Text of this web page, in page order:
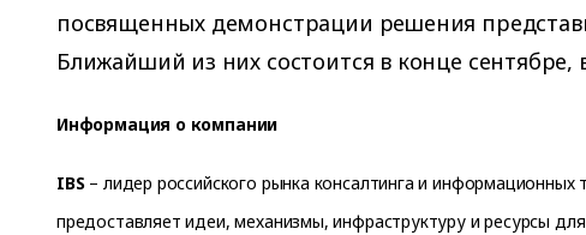
посвященных демонстрации решения
Ближайший из них состоится в конце сентябре,
Информация о компании
IBS– лидер российского рынка консалтинга и информационных
предоставляет идеи, механизмы, инфраструктуру и ресурсы